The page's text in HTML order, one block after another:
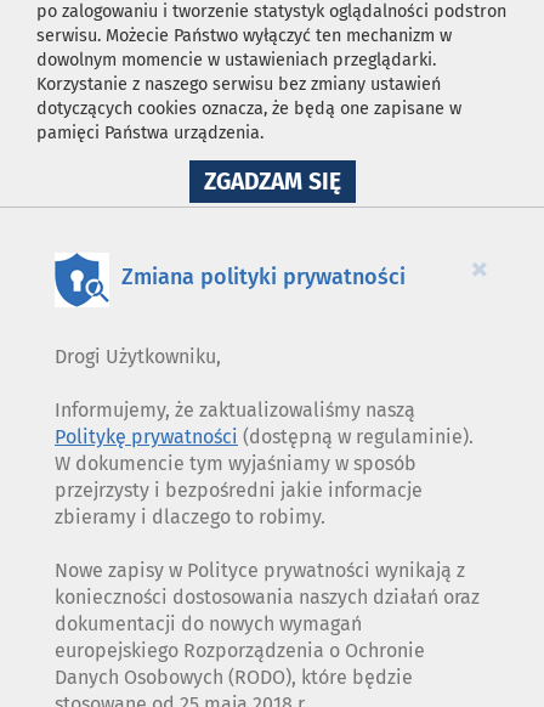
po zalogowaniu i tworzenie statystyk oglądalności podstron
serwisu. Możecie Państwo wyłączyć ten mechanizm w
dowolnym momencie w ustawieniach przeglądarki.
Korzystanie z naszego serwisu bez zmiany ustawień
dotyczących cookies oznacza, że będą one zapisane w
pamięci Państwa urządzenia.
ZGADZAM SIĘNA
WYKORZYSTANIE
×
Zmiana polityki prywatności
Drogi Użytkowniku,
Informujemy, że zaktualizowaliśmy naszą
Politykę prywatności (dostępną w regulaminie).
W dokumencie tym wyjaśniamy w sposób
przejrzysty i bezpośredni jakie informacje
zbieramy i dlaczego to robimy.
Nowe zapisy w Polityce prywatności wynikają z
konieczności dostosowania naszych działań oraz
dokumentacji do nowych wymagań
europejskiego Rozporządzenia o Ochronie
Danych Osobowych (RODO), które będzie